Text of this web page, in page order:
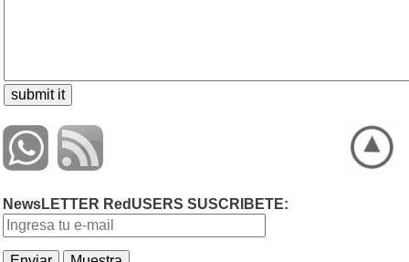
NewsLETTER RedUSERS SUSCRIBETE: